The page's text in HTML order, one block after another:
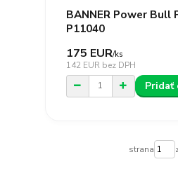
BANNER Power Bull
P11040
175 EUR/ks
142 EUR bez DPH
Pridať
strana